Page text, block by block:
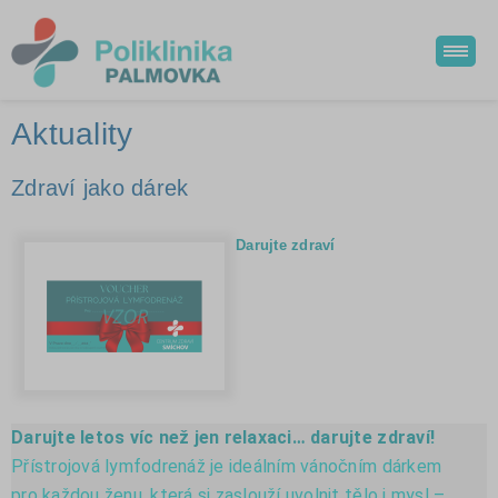
Aktuality
Zdraví jako dárek
Darujte zdraví
Darujte letos víc než jen relaxaci… darujte zdraví!
Přístrojová lymfodrenáž je ideálním vánočním dárkem